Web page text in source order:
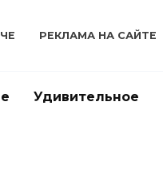
РЕКЛАМА НА САЙТЕ
Удивительное